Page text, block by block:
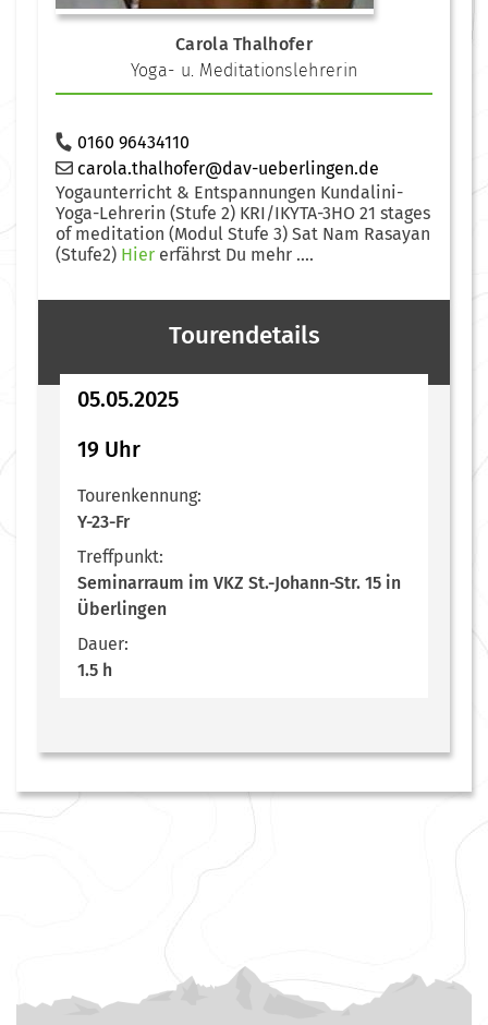
Carola Thalhofer
Yoga- u. Meditationslehrerin
0160 96434110
carola.thalhofer@dav-ueberlingen.de
Yogaunterricht & Entspannungen Kundalini-
Yoga-Lehrerin (Stufe 2) KRI/IKYTA-3HO 21 stages
of meditation (Modul Stufe 3) Sat Nam Rasayan
(Stufe2) Hier erfährst Du mehr ....
Tourendetails
05.05.2025
19 Uhr
Tourenkennung:
Y-23-Fr
Treffpunkt:
Seminarraum im VKZ St.-Johann-Str. 15 in
Überlingen
Dauer:
1.5 h